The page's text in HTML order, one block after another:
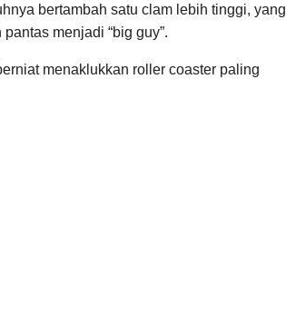
bertambah satu clam lebih tinggi, yang
menjadi “big guy”.
menaklukkan roller coaster paling